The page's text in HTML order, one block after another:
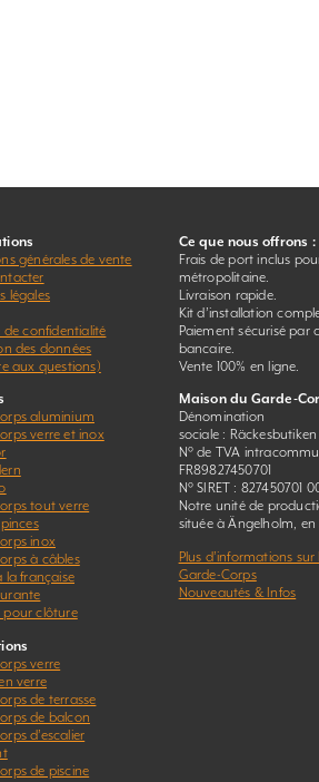
générales de vente
légales
de confidentialité
des données
aux questions)
aluminium
verre et inox
tout verre
inox
à câbles
la française
pour clôture
verre
verre
de terrasse
de balcon
d’escalier
de piscine
Ce que nous offrons :
Frais de port inclus
métropolitaine.
Livraison rapide.
Kit d’installation
Paiement sécurisé par
bancaire.
Vente 100% en ligne.
Maison du Garde-
Dénomination
sociale :
N° de TVA
FR89827450701
N° SIRET : 827450701
Notre unité de
située à Ängelholm, en
Plus d’informations
Garde-Corps
Nouveautés & Infos